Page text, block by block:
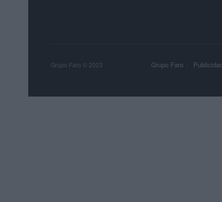
Grupo Faro Publicidad
Grupo Faro © 2023